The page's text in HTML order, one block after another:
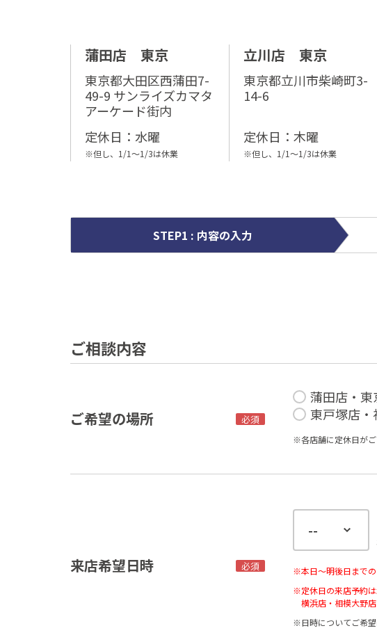
蒲田店 東京
東京都⼤⽥区⻄蒲⽥7-
49-9 サンライズカマタ
アーケード街内
定休⽇：水曜
※但し、1/1～1/3は休業
立川店 東京
東京都立川市柴崎町3-
14-6
定休⽇：⽊曜
※但し、1/1～1/3は休業
STEP1 : 内容の入力
ご相談内容
ご希望の場所 必須
蒲田店・東
東戸塚店・
※各店舗に定休⽇が
来店希望日時 必須
※本日〜明後日までの
※定休日の来店予約は
横浜店・相模大野
※⽇時についてご希